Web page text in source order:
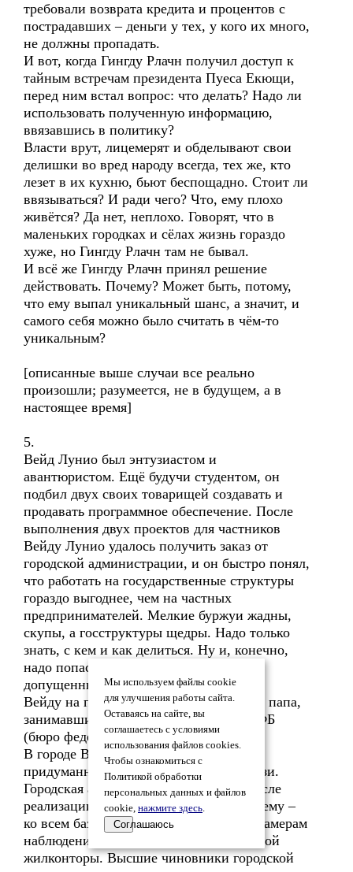
требовали возврата кредита и процентов с
пострадавших – деньги у тех, у кого их много,
не должны пропадать.
И вот, когда Гингду Рлачн получил доступ к
тайным встречам президента Пуеса Екющи,
перед ним встал вопрос: что делать? Надо ли
использовать полученную информацию,
ввязавшись в политику?
Власти врут, лицемерят и обделывают свои
делишки во вред народу всегда, тех же, кто
лезет в их кухню, бьют беспощадно. Стоит ли
ввязываться? И ради чего? Что, ему плохо
живётся? Да нет, неплохо. Говорят, что в
маленьких городках и сёлах жизнь гораздо
хуже, но Гингду Рлачн там не бывал.
И всё же Гингду Рлачн принял решение
действовать. Почему? Может быть, потому,
что ему выпал уникальный шанс, а значит, и
самого себя можно было считать в чём-то
уникальным?
[описанные выше случаи все реально
произошли; разумеется, не в будущем, а в
настоящее время]
5.
Вейд Лунио был энтузиастом и
авантюристом. Ещё будучи студентом, он
подбил двух своих товарищей создавать и
продавать программное обеспечение. После
выполнения двух проектов для частников
Вейду Лунио удалось получить заказ от
городской администрации, и он быстро понял,
что работать на государственные структуры
гораздо выгоднее, чем на частных
предпринимателей. Мелкие буржуи жадны,
скупы, а госструктуры щедры. Надо только
знать, с кем и как делиться. Ну и, конечно,
надо попасть в число избранных,
допущенных к гос. кормушке.
Вейду на первых порах помогал в этом папа,
занимавший весьма высокий пост в БФБ
(бюро федеральной безопасности).
В городе Вейд Лунио осуществил
придуманный им проект всеобщей связи.
Городская администрация получила после
реализации этого проекта доступ ко всему –
ко всем базам данных организаций, к камерам
наблюдения каждого учреждения, каждой
жилконторы. Высшие чиновники городской
Мы используем файлы cookie
для улучшения работы сайта.
Оставаясь на сайте, вы
соглашаетесь с условиями
использования файлов cookies.
Чтобы ознакомиться с
Политикой обработки
персональных данных и файлов
cookie, нажмите здесь.
Соглашаюсь